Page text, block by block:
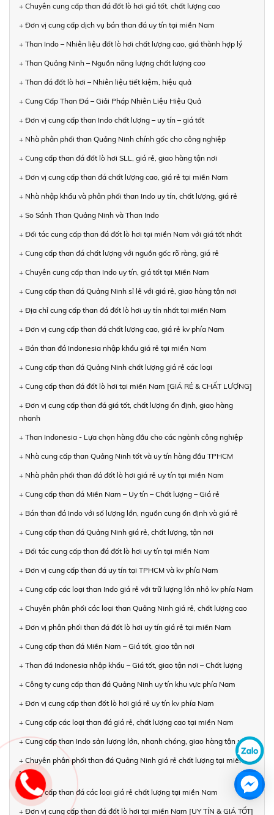
+ Chuyên cung cấp than đá đốt lò hơi giá tốt, chất lượng cao
+ Đơn vị cung cấp dịch vụ bán than đá uy tín tại miền Nam
+ Than Indo – Nhiên liệu đốt lò hơi chất lượng cao, giá thành hợp lý
+ Than Quảng Ninh – Nguồn năng lượng chất lượng cao
+ Than đá đốt lò hơi – Nhiên liệu tiết kiệm, hiệu quả
+ Cung Cấp Than Đá – Giải Pháp Nhiên Liệu Hiệu Quả
+ Đơn vị cung cấp than Indo chất lượng – uy tín – giá tốt
+ Nhà phân phối than Quảng Ninh chính gốc cho công nghiệp
+ Cung cấp than đá đốt lò hơi SLL, giá rẻ, giao hàng tận nơi
+ Đơn vị cung cấp than đá chất lượng cao, giá rẻ tại miền Nam
+ Nhà nhập khẩu và phân phối than Indo uy tín, chất lượng, giá rẻ
+ So Sánh Than Quảng Ninh và Than Indo
+ Đối tác cung cấp than đá đốt lò hơi tại miền Nam với giá tốt nhất
+ Cung cấp than đá chất lượng với nguồn gốc rõ ràng, giá rẻ
+ Chuyên cung cấp than Indo uy tín, giá tốt tại Miền Nam
+ Cung cấp than đá Quảng Ninh sỉ lẻ với giá rẻ, giao hàng tận nơi
+ Địa chỉ cung cấp than đá đốt lò hơi uy tín nhất tại miền Nam
+ Đơn vị cung cấp than đá chất lượng cao, giá rẻ kv phía Nam
+ Bán than đá Indonesia nhập khẩu giá rẻ tại miền Nam
+ Cung cấp than đá Quảng Ninh chất lượng giá rẻ các loại
+ Cung cấp than đá đốt lò hơi tại miền Nam [GIÁ RẺ & CHẤT LƯỢNG]
+ Đơn vị cung cấp than đá giá tốt, chất lượng ổn định, giao hàng
nhanh
+ Than Indonesia - Lựa chọn hàng đầu cho các ngành công nghiệp
+ Nhà cung cấp than Quảng Ninh tốt và uy tín hàng đầu TPHCM
+ Nhà phân phối than đá đốt lò hơi giá rẻ uy tín tại miền Nam
+ Cung cấp than đá Miền Nam – Uy tín – Chất lượng – Giá rẻ
+ Bán than đá Indo với số lượng lớn, nguồn cung ổn định và giá rẻ
+ Cung cấp than đá Quảng Ninh giá rẻ, chất lượng, tận nơi
+ Đối tác cung cấp than đá đốt lò hơi uy tín tại miền Nam
+ Đơn vị cung cấp than đá uy tín tại TPHCM và kv phía Nam
+ Cung cấp các loại than Indo giá rẻ với trữ lượng lớn nhỏ kv phía Nam
+ Chuyên phân phối các loại than Quảng Ninh giá rẻ, chất lượng cao
+ Đơn vị phân phối than đá đốt lò hơi uy tín giá rẻ tại miền Nam
+ Cung cấp than đá Miền Nam – Giá tốt, giao tận nơi
+ Than đá Indonesia nhập khẩu – Giá tốt, giao tận nơi – Chất lượng
+ Công ty cung cấp than đá Quảng Ninh uy tín khu vực phía Nam
+ Đơn vị cung cấp than đốt lò hơi giá rẻ uy tín kv phía Nam
+ Cung cấp các loại than đá giá rẻ, chất lượng cao tại miền Nam
+ Cung cấp than Indo sản lượng lớn, nhanh chóng, giao hàng tận nơi
+ Chuyên phân phối than đá Quảng Ninh giá rẻ chất lượng tại miền
Nam
+ Cung cấp than đá các loại giá rẻ chất lượng tại miền Nam
+ Đơn vị cung cấp than đá đốt lò hơi tại miền Nam [UY TÍN & GIÁ TỐT]